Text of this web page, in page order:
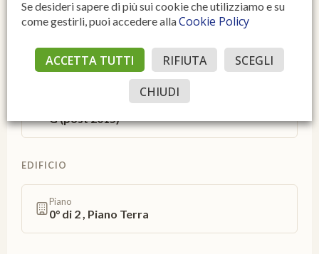
Infissi esterni
vetro/legno
ENERGIA
G (post 2015)
EDIFICIO
Piano
0° di 2 , Piano Terra
Se desideri sapere di più sui cookie che utilizziamo e su
come gestirli, puoi accedere allaCookie Policy
ACCETTA TUTTI RIFIUTA
SCEGLI
CHIUDI